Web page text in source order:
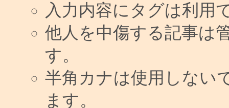
入力内容にタグは利用
他人を中傷する記事は
す。
半角カナは使用しない
ます。